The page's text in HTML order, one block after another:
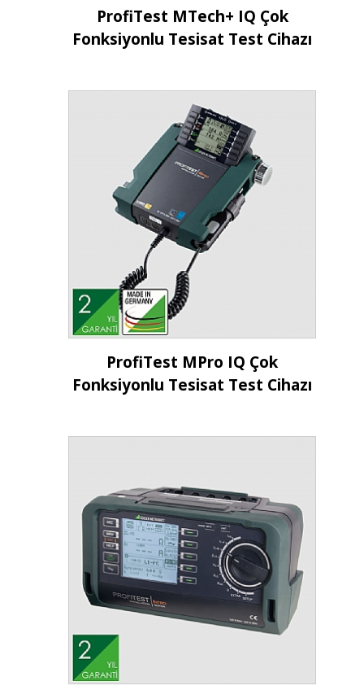
İncele
ProfiTest MTech+ IQ Çok
Fonksiyonlu Tesisat Test Cihazı
İncele
ProfiTest MPro IQ Çok
Fonksiyonlu Tesisat Test Cihazı